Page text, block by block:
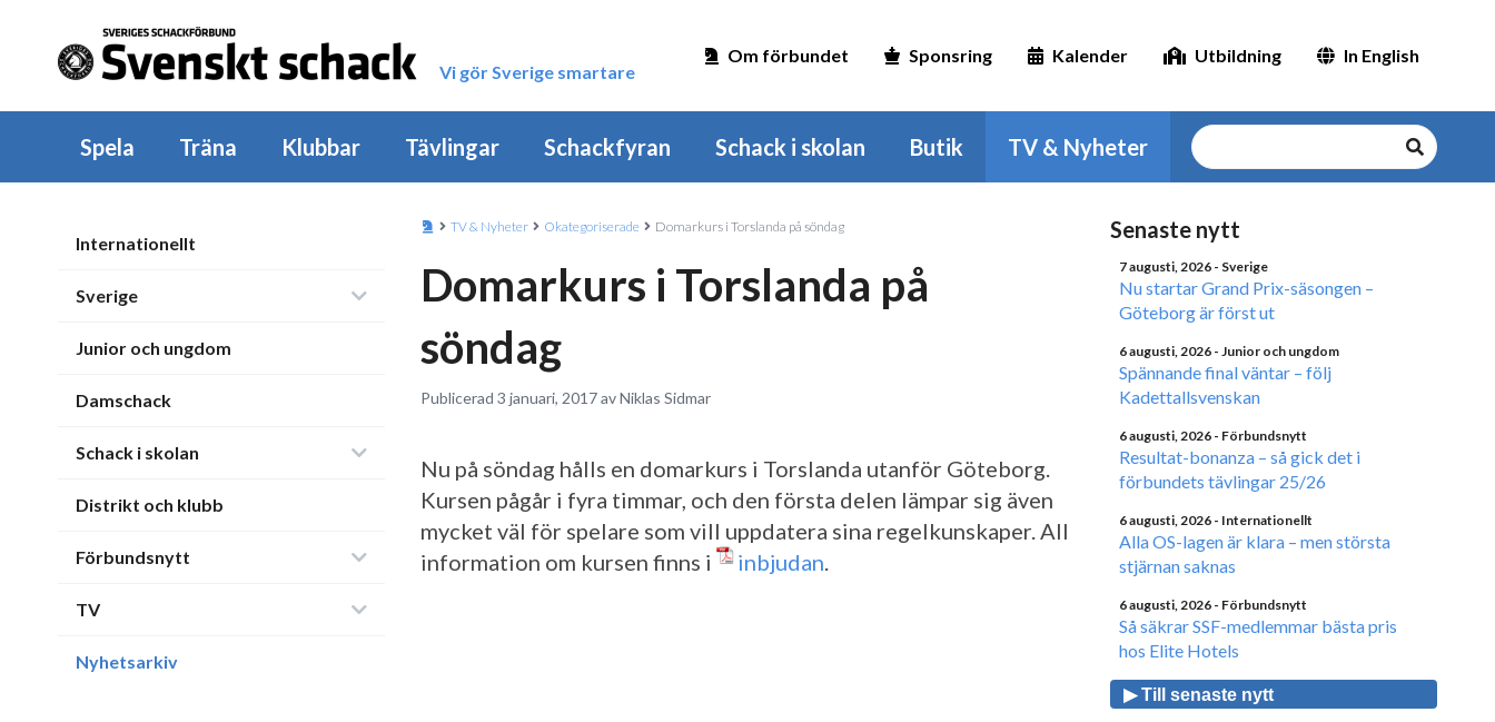
Vi gör Sverige smartare
Om förbundet Sponsring Kalender Utbildning In English
Spela Träna Klubbar Tävlingar Schackfyran Schack i skolan Butik TV & Nyheter
Internationellt
Sverige
Junior och ungdom
Damschack
Schack i skolan
Distrikt och klubb
Förbundsnytt
TV
Nyhetsarkiv
TV & Nyheter Okategoriserade Domarkurs i Torslanda på söndag
Domarkurs i Torslanda på
söndag
Publicerad 3 januari, 2017 av Niklas Sidmar
Nu på söndag hålls en domarkurs i Torslanda utanför Göteborg.
Kursen pågår i fyra timmar, och den första delen lämpar sig även
mycket väl för spelare som vill uppdatera sina regelkunskaper. All
information om kursen finns i
inbjudan.
Senaste nytt
7 augusti, 2026 - Sverige
Nu startar Grand Prix-säsongen –
Göteborg är först ut
6 augusti, 2026 - Junior och ungdom
Spännande final väntar – följ
Kadettallsvenskan
6 augusti, 2026 - Förbundsnytt
Resultat-bonanza – så gick det i
förbundets tävlingar 25/26
6 augusti, 2026 - Internationellt
Alla OS-lagen är klara – men största
stjärnan saknas
6 augusti, 2026 - Förbundsnytt
Så säkrar SSF-medlemmar bästa pris
hos Elite Hotels
▶ Till senaste nytt